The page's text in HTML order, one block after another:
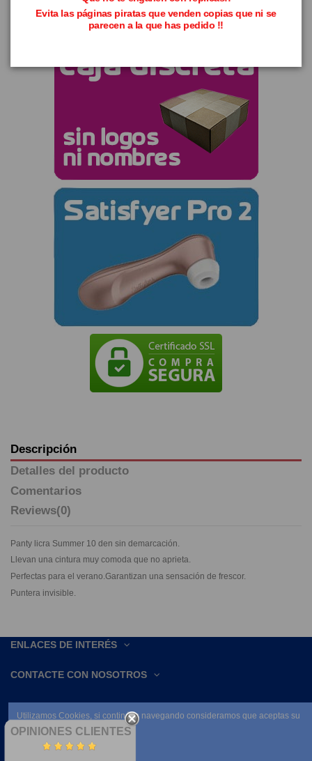
Descripción
Detalles del producto
Comentarios
Reviews(0)
Panty licra Summer 10 den sin demarcación.
Llevan una cintura muy comoda que no aprieta.
Perfectas para el verano.Garantizan una sensación de frescor.
Puntera invisible.
ENLACES DE INTERÉS
CONTACTE CON NOSOTROS
OPINIONES CLIENTES
Evita las páginas piratas que venden copias que ni se
parecen a la que has pedido !!
Utilizamos Cookies, si continúas navegando consideramos que aceptas su
uso.
Leer condiciones